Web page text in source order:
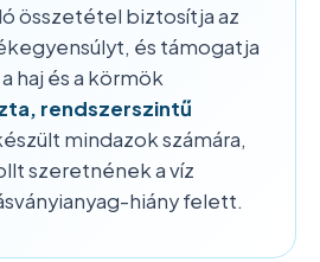
összetétel biztosítja az
és támogatja
haj és a körmök
rendszerszintű
mindazok számára,
szeretnének a víz
hiány felett.